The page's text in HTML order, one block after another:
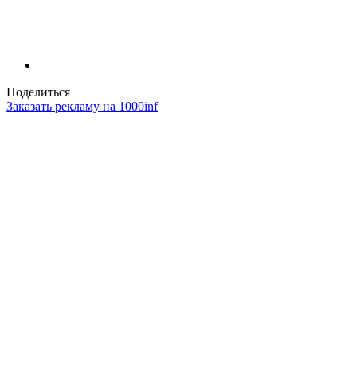
Поделиться
Заказать рекламу на 1000inf